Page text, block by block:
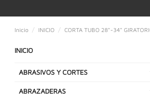
Inicio INICIO CORTA TUBO 28"-34"
INICIO
ABRASIVOS Y CORTES
ABRAZADERAS